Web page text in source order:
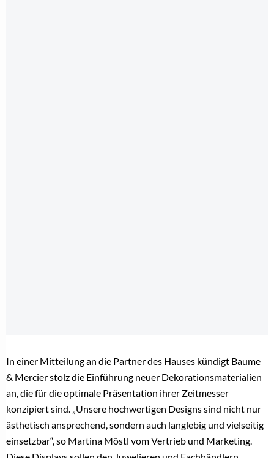
In einer Mitteilung an die Partner des Hauses kündigt Baume
& Mercier stolz die Einführung neuer Dekorationsmaterialien
an, die für die optimale Präsentation ihrer Zeitmesser
konzipiert sind. „Unsere hochwertigen Designs sind nicht nur
ästhetisch ansprechend, sondern auch langlebig und vielseitig
einsetzbar“, so Martina Möstl vom Vertrieb und Marketing.